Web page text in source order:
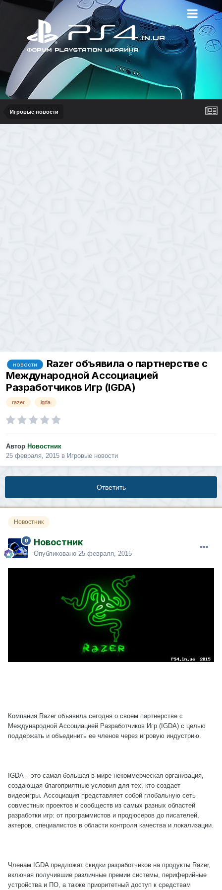
Игровые новости
новости
Razer объявила о партнерстве с
Международной Ассоциацией
Разработчиков Игр (IGDA)
razer igda
Автор Новостник
25 февраля, 2015 в Игровые новости
Ответить
Новостник
Новостник
Опубликовано 25 февраля, 2015
Компания Razer объявила сегодня о своем партнерстве с
Международной Ассоциацией Разработчиков Игр (IGDA) с целью
поддержать и объединить ее членов через игровую индустрию.
IGDA – это самая большая в мире некоммерческая организация,
создающая благоприятные условия для тех, кто создает
видеоигры. Ассоциация представляет собой глобальную сеть
совместных проектов и сообществ из самых разных областей
разработки игр: от программистов и продюсеров до писателей,
актеров, специалистов в области контроля качества и локализации.
Членам IGDA предложат скидки разработчиков на продукты Razer,
включая получившие различные премии системы, периферийные
устройства и ПО, а также приоритетный доступ к средствам